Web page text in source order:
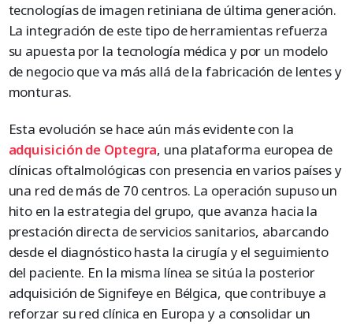
tecnologías de imagen retiniana de última generación.
La integración de este tipo de herramientas refuerza
su apuesta por la tecnología médica y por un modelo
de negocio que va más allá de la fabricación de lentes y
monturas.
Esta evolución se hace aún más evidente con la
adquisiciónde Optegra, una plataforma europea de
clínicas oftalmológicas con presencia en varios países y
una red de más de 70 centros. La operación supuso un
hito en la estrategia del grupo, que avanza hacia la
prestación directa de servicios sanitarios, abarcando
desde el diagnóstico hasta la cirugía y el seguimiento
del paciente. En la misma línea se sitúa la posterior
adquisición de Signifeye en Bélgica, que contribuye a
reforzar su red clínica en Europa y a consolidar un